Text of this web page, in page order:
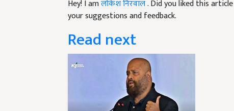
Hey! I amलोकेश निरवाल. Did you liked this
your suggestions and feedback.
Read next